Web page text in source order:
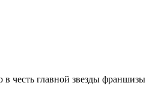
честь главной звезды